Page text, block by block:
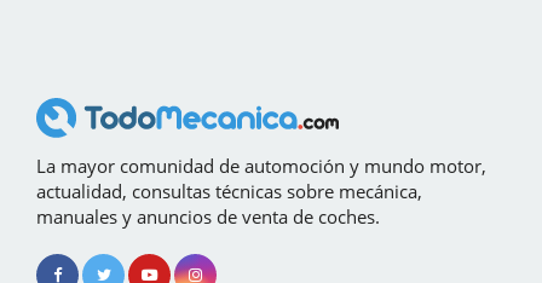
La mayor comunidad de automoción y mundo motor,
actualidad, consultas técnicas sobre mecánica,
manuales y anuncios de venta de coches.